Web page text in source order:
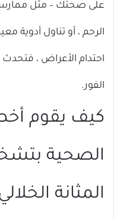
على صحتك – مثل
الرحم ، أو تناول أدوية
احتدام الأعراض ،
الفور.
كيف يقوم
الصحية
المثانة